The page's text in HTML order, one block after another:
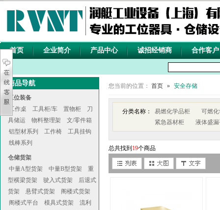
首页 企业简介 产品中心 诚招经销商 合作客户
商品导航
工位装备
工作桌
工具柜/车 置物柜
刀
具储运
物料整理架
文/零件箱
铝型材系列
工作椅
工具挂钩
线棒系列
仓储货架
中量A型货架
中量B型货架
重
型横梁货架
驶入式货架
后退式
货架
悬臂式货架
阁楼式货架
阁楼式平台
模具式货架
流利
您当前的位置： 首页 » 安全存储
分类名称： 易燃化学品柜
可燃
紧急器材柜
液体盛
总共找到 19个商品